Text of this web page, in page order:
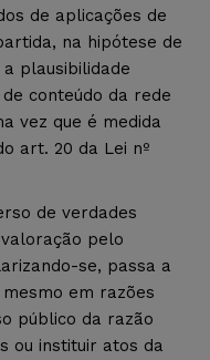
de aplicações de
na hipótese de
plausibilidade
conteúdo da rede
vez que é medida
art. 20 da Lei nº
de verdades
pelo
se, passa a
em razões
público da razão
ou instituir atos da